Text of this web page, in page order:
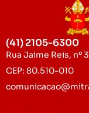
(41) 2105-6300
Rua Jaime Reis, nº
CEP: 80.510-010